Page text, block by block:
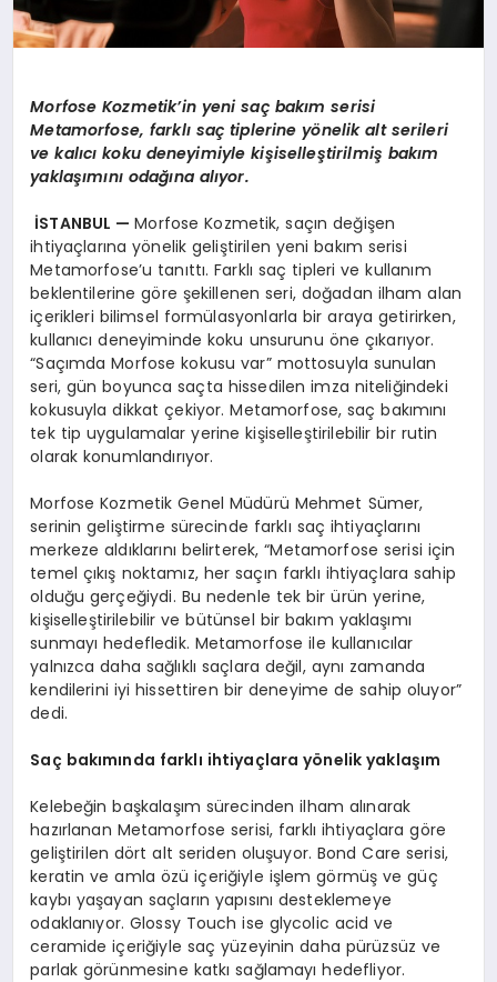
Morfose Kozmetik’in yeni saç bakım serisi
Metamorfose, farklı saç tiplerine yönelik alt serileri
ve kalıcı koku deneyimiyle kişiselleştirilmiş bakım
yaklaşımını odağına alıyor.
İSTANBUL —Morfose Kozmetik, saçın değişen
ihtiyaçlarına yönelik geliştirilen yeni bakım serisi
Metamorfose’u tanıttı. Farklı saç tipleri ve kullanım
beklentilerine göre şekillenen seri, doğadan ilham alan
içerikleri bilimsel formülasyonlarla bir araya getirirken,
kullanıcı deneyiminde koku unsurunu öne çıkarıyor.
“Saçımda Morfose kokusu var” mottosuyla sunulan
seri, gün boyunca saçta hissedilen imza niteliğindeki
kokusuyla dikkat çekiyor. Metamorfose, saç bakımını
tek tip uygulamalar yerine kişiselleştirilebilir bir rutin
olarak konumlandırıyor.
Morfose Kozmetik Genel Müdürü Mehmet Sümer,
serinin geliştirme sürecinde farklı saç ihtiyaçlarını
merkeze aldıklarını belirterek, “Metamorfose serisi için
temel çıkış noktamız, her saçın farklı ihtiyaçlara sahip
olduğu gerçeğiydi. Bu nedenle tek bir ürün yerine,
kişiselleştirilebilir ve bütünsel bir bakım yaklaşımı
sunmayı hedefledik. Metamorfose ile kullanıcılar
yalnızca daha sağlıklı saçlara değil, aynı zamanda
kendilerini iyi hissettiren bir deneyime de sahip oluyor”
dedi.
Saç bakımında farklı ihtiyaçlara yönelik yaklaşım
Kelebeğin başkalaşım sürecinden ilham alınarak
hazırlanan Metamorfose serisi, farklı ihtiyaçlara göre
geliştirilen dört alt seriden oluşuyor. Bond Care serisi,
keratin ve amla özü içeriğiyle işlem görmüş ve güç
kaybı yaşayan saçların yapısını desteklemeye
odaklanıyor. Glossy Touch ise glycolic acid ve
ceramide içeriğiyle saç yüzeyinin daha pürüzsüz ve
parlak görünmesine katkı sağlamayı hedefliyor.